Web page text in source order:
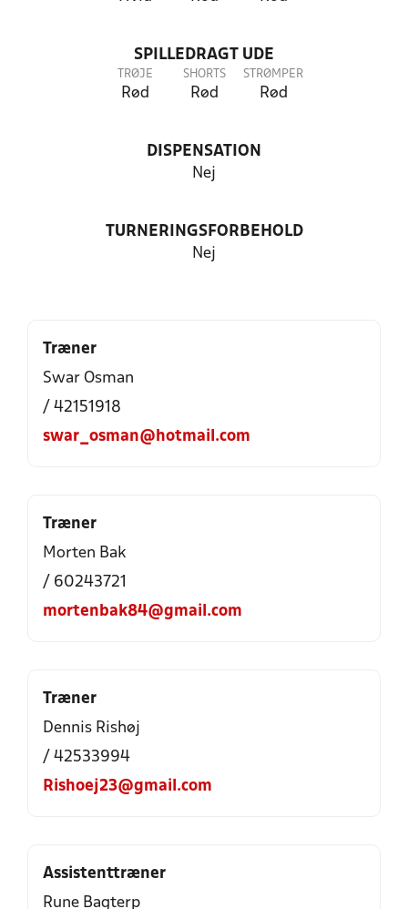
SPILLEDRAGT UDE
TRØJE
Rød
SHORTS
Rød
STRØMPER
Rød
DISPENSATION
Nej
TURNERINGSFORBEHOLD
Nej
Træner
Swar Osman
/ 42151918
swar_osman@hotmail.com
Træner
Morten Bak
/ 60243721
mortenbak84@gmail.com
Træner
Dennis Rishøj
/ 42533994
Rishoej23@gmail.com
Assistenttræner
Rune Bagterp